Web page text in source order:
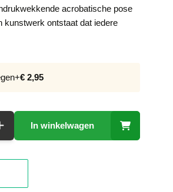
acrobatische pose
kunstwerk ontstaat dat iedere
+€ 2,95
In winkelwagen